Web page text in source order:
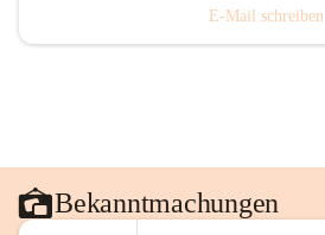
E-Mail schreiben
Bekanntmachungen